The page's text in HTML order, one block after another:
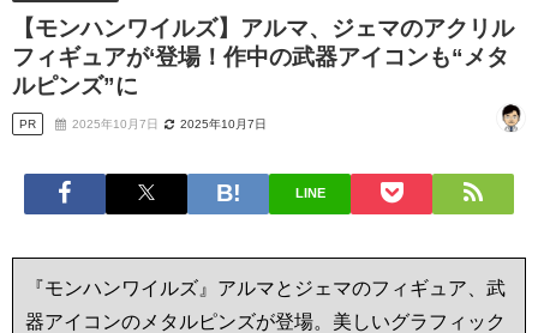
【モンハンワイルズ】アルマ、ジェマのアクリル
フィギュアが‘登場！作中の武器アイコンも“メタ
ルピンズ”に
PR 2025年10月7日 2025年10月7日
LINE
『モンハンワイルズ』アルマとジェマのフィギュア、武
器アイコンのメタルピンズが登場。美しいグラフィック